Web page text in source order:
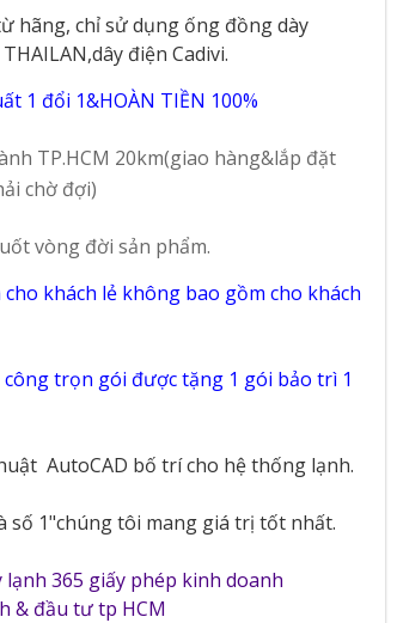
14 90
hãng, chỉ sử dụng ống đồng dày
điện Cadivi.
1 đổi 1&HOÀN TIỀN 100%
TP.HCM 20km(giao hàng&lắp đặt
chờ đợi)
vòng đời sản phẩm.
khách lẻ không bao gồm cho khách
trọn gói được tặng 1 gói bảo trì 1
AutoCAD bố trí cho hệ thống lạnh.
số 1"chúng tôi mang giá trị tốt nhất.
365 giấy phép kinh doanh
& đầu tư tp HCM